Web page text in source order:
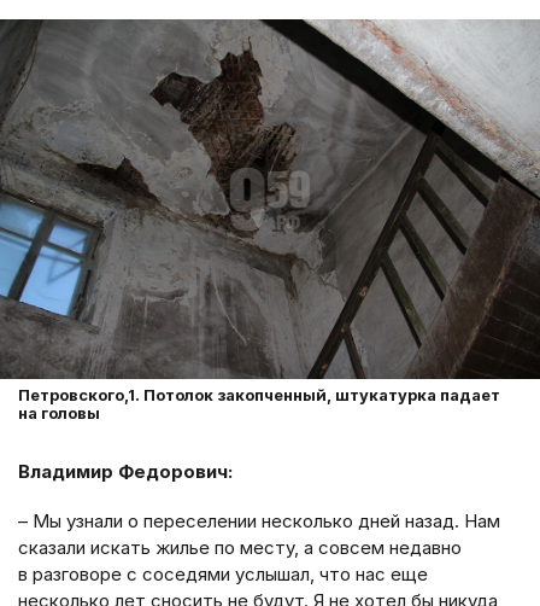
Петровского,1. Потолок закопченный, штукатурка падает
на головы
Владимир Федорович:
– Мы узнали о переселении несколько дней назад. Нам
сказали искать жилье по месту, а совсем недавно
в разговоре с соседями услышал, что нас еще
несколько лет сносить не будут. Я не хотел бы никуда